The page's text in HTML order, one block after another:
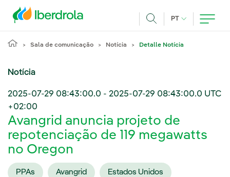
PT IDIOMA ATUAL,
Sala de comunicação Notícia Detalle Notícia
Notícia
2025-07-29 08:43:00.0 - 2025-07-29 08:43:00.0 UTC
+02:00
Avangrid anuncia projeto de
repotenciação de 119 megawatts
no Oregon
PPAs Avangrid Estados Unidos